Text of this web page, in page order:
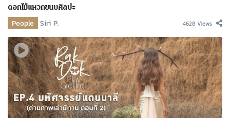
ดอกไม้แหวกขนบศิลปะ
People Siri P. 4628 Views